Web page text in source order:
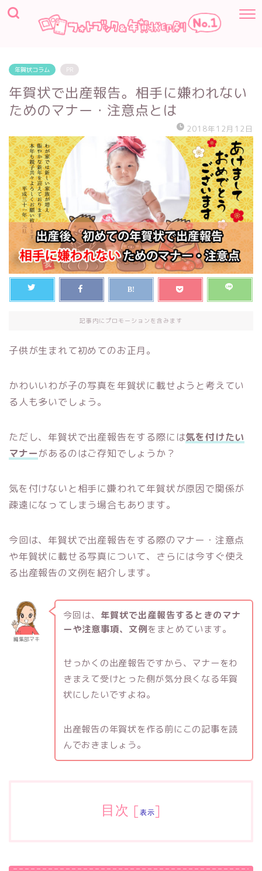
年賀状コラム PR
年賀状で出産報告。相手に嫌われない
ためのマナー・注意点とは
2018年12月12日
記事内にプロモーションを含みます
子供が生まれて初めてのお正月。
かわいいわが子の写真を年賀状に載せようと考えてい
る人も多いでしょう。
ただし、年賀状で出産報告をする際には気を付けたい
マナーがあるのはご存知でしょうか？
気を付けないと相手に嫌われて年賀状が原因で関係が
疎遠になってしまう場合もあります。
今回は、年賀状で出産報告をする際のマナー・注意点
や年賀状に載せる写真について、さらには今すぐ使え
る出産報告の文例を紹介します。
編集部マキ
今回は、 年賀状で出産報告するときのマナ
ーや注意事項、文例をまとめています。
せっかくの出産報告ですから、マナーをわ
きまえて受けとった側が気分良くなる年賀
状にしたいですよね。
出産報告の年賀状を作る前にこの記事を読
んでおきましょう。
目次 [ 表示]